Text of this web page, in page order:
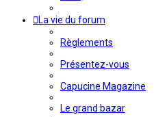
La vie du forum
Règlements
Présentez-vous
Capucine Magazine
Le grand bazar